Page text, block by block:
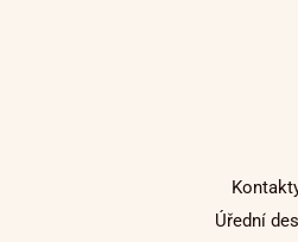
Úřední